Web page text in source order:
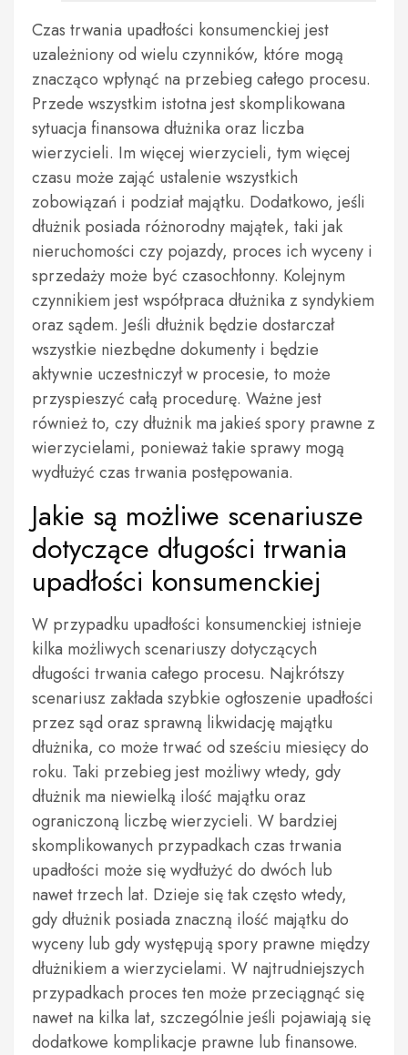
Czas trwania upadłości konsumenckiej jest
uzależniony od wielu czynników, które mogą
znacząco wpłynąć na przebieg całego procesu.
Przede wszystkim istotna jest skomplikowana
sytuacja finansowa dłużnika oraz liczba
wierzycieli. Im więcej wierzycieli, tym więcej
czasu może zająć ustalenie wszystkich
zobowiązań i podział majątku. Dodatkowo, jeśli
dłużnik posiada różnorodny majątek, taki jak
nieruchomości czy pojazdy, proces ich wyceny i
sprzedaży może być czasochłonny. Kolejnym
czynnikiem jest współpraca dłużnika z syndykiem
oraz sądem. Jeśli dłużnik będzie dostarczał
wszystkie niezbędne dokumenty i będzie
aktywnie uczestniczył w procesie, to może
przyspieszyć całą procedurę. Ważne jest
również to, czy dłużnik ma jakieś spory prawne z
wierzycielami, ponieważ takie sprawy mogą
wydłużyć czas trwania postępowania.
Jakie są możliwe scenariusze
dotyczące długości trwania
upadłości konsumenckiej
W przypadku upadłości konsumenckiej istnieje
kilka możliwych scenariuszy dotyczących
długości trwania całego procesu. Najkrótszy
scenariusz zakłada szybkie ogłoszenie upadłości
przez sąd oraz sprawną likwidację majątku
dłużnika, co może trwać od sześciu miesięcy do
roku. Taki przebieg jest możliwy wtedy, gdy
dłużnik ma niewielką ilość majątku oraz
ograniczoną liczbę wierzycieli. W bardziej
skomplikowanych przypadkach czas trwania
upadłości może się wydłużyć do dwóch lub
nawet trzech lat. Dzieje się tak często wtedy,
gdy dłużnik posiada znaczną ilość majątku do
wyceny lub gdy występują spory prawne między
dłużnikiem a wierzycielami. W najtrudniejszych
przypadkach proces ten może przeciągnąć się
nawet na kilka lat, szczególnie jeśli pojawiają się
dodatkowe komplikacje prawne lub finansowe.